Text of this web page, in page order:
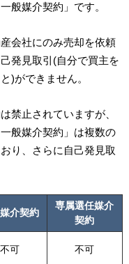
般媒介契約」です。
会社にのみ売却を依頼
発見取引(自分で買主を
)ができません。
禁止されていますが、
般媒介契約」は複数の
り、さらに自己発見取
介契約
専属選任媒介
契約
不可 不可